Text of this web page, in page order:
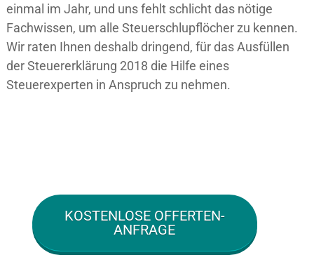
einmal im Jahr, und uns fehlt schlicht das nötige
Fachwissen, um alle Steuerschlupflöcher zu kennen.
Wir raten Ihnen deshalb dringend, für das Ausfüllen
der Steuererklärung 2018 die Hilfe eines
Steuerexperten in Anspruch zu nehmen.
KOSTENLOSE OFFERTEN-
ANFRAGE